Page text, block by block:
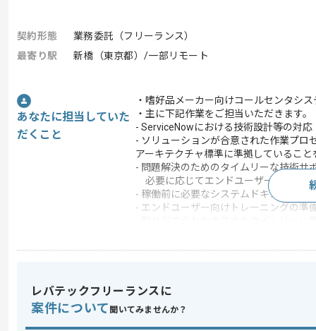
契約形態
業務委託（フリーランス）
最寄り駅
新橋（東京都）/一部リモート
あなたに担当していた
だくこと
・嗜好品メーカー向けコールセンタシ
・主に下記作業をご担当いただきます。
- ServiceNowにおける技術設計等の対応
- ソリューションが合意された作業プロ
アーキテクチャ標準に準拠していること
- 問題解決のためのタイムリーな技術サ
必要に応じてエンドユーザーや他の
- 稼働前に必要なシステムドキュメント
- エンドユーザー向けトレーニングの準
この案件のポイント
特徴
レバテックフリーランスに
案件について 聞いてみませんか？